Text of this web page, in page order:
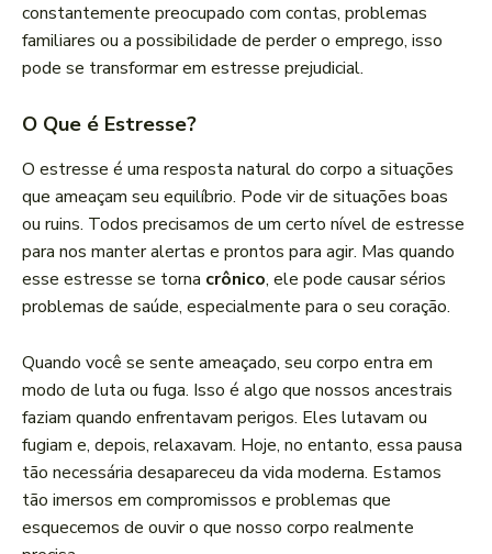
constantemente preocupado com contas, problemas
familiares ou a possibilidade de perder o emprego, isso
pode se transformar em estresse prejudicial.
O Que é Estresse?
O estresse é uma resposta natural do corpo a situações
que ameaçam seu equilíbrio. Pode vir de situações boas
ou ruins. Todos precisamos de um certo nível de estresse
para nos manter alertas e prontos para agir. Mas quando
esse estresse se torna crônico, ele pode causar sérios
problemas de saúde, especialmente para o seu coração.
Quando você se sente ameaçado, seu corpo entra em
modo de luta ou fuga. Isso é algo que nossos ancestrais
faziam quando enfrentavam perigos. Eles lutavam ou
fugiam e, depois, relaxavam. Hoje, no entanto, essa pausa
tão necessária desapareceu da vida moderna. Estamos
tão imersos em compromissos e problemas que
esquecemos de ouvir o que nosso corpo realmente